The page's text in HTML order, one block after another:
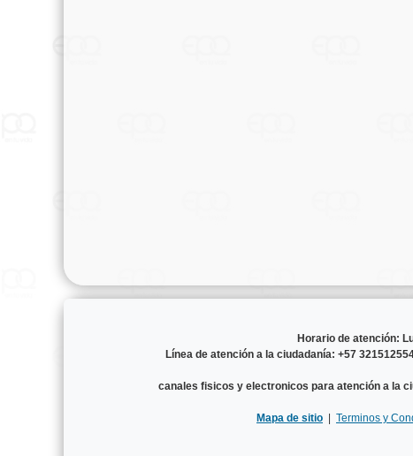
Horario de atención:
Línea de atención a la ciudadanía: +57
canales fisicos y electronicos para atención a la
Mapa de sitio
Terminos y